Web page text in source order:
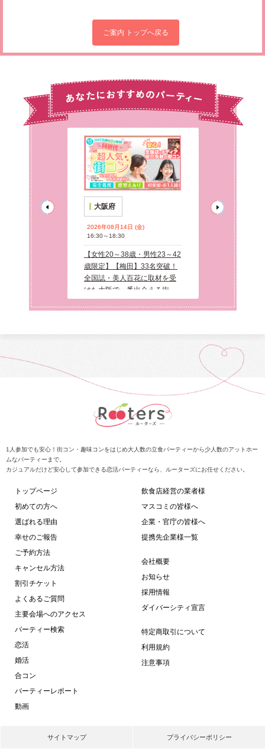
ご案内 トップへ戻る
】【アニ
集まる街コ
人百花に取
一番出会え
れた大人の
大阪府
2026年08月14日 (金)
16:30～18:30
【女性20～38歳・男性23～42
歳限定】【梅田】33名突破！
全国誌・美人百花に取材を受
けた大阪で一番出会える街コ
大阪府
2026年08月13日
19:15～21:15
【女性20〜35
歳限定】【京
人百花に取材
一番出会える
席】【年収６
♪【カジュアル
ら交流しやす
由＆席替えあり
出会える街コ
れ家カフェ貸
しむ♪【充実お
から交流し
換自由＆席替
1人参加でも安心！街コン・趣味コンをはじめ大人数の立食パーティーから少人数のアットホー
ムなパーティーまで。
カジュアルだけど安心して参加できる恋活パーティーなら、ルーターズにお任せください。
トップページ
初めての方へ
選ばれる理由
幸せのご報告
ご予約方法
キャンセル方法
割引チケット
よくあるご質問
主要会場へのアクセス
パーティー検索
恋活
婚活
合コン
パーティーレポート
動画
飲食店経営の業者様
マスコミの皆様へ
企業・官庁の皆様へ
提携先企業様一覧
会社概要
お知らせ
採用情報
ダイバーシティ宣言
特定商取引について
利用規約
注意事項
サイトマップ プライバシーポリシー